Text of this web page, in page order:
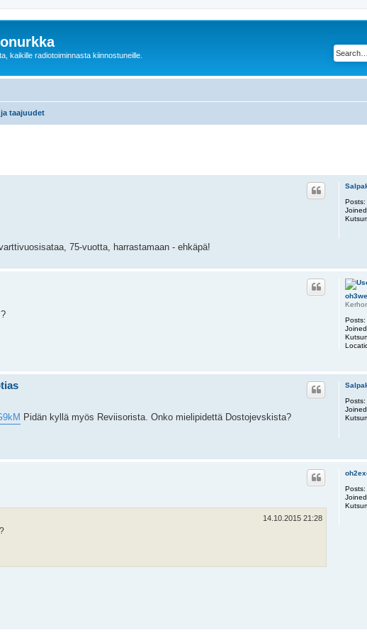
kaikille radiotoiminnasta kiinnostuneille.
taajuudet
Posts:
75-vuotta, harrastamaan - ehkäpä!
oh3we
Posts:
Posts:
Pidän kyllä myös Reviisorista. Onko mielipidettä Dostojevskista?
Posts:
14.10.2015 21:28